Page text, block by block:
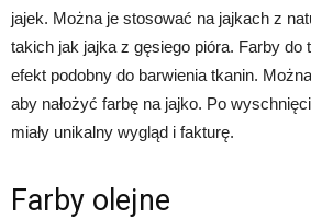
jajek. Można je stosować na jajkach z
takich jak jajka z gęsiego pióra. Farby do
efekt podobny do barwienia tkanin.
aby nałożyć farbę na jajko. Po
miały unikalny wygląd i fakturę.
Farby olejne